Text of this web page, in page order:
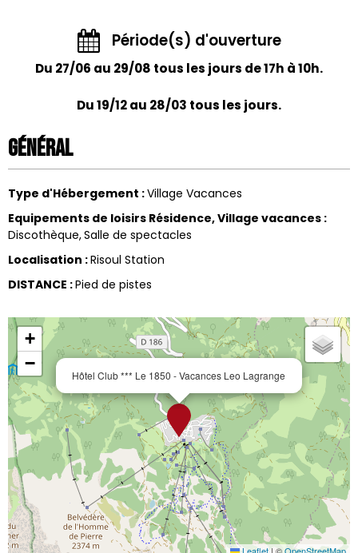
Période(s) d'ouverture
Du 27/06 au 29/08 tous les jours de 17h à 10h.
Du 19/12 au 28/03 tous les jours.
Général
Type d'Hébergement :Village Vacances
Equipements de loisirs Résidence, Village vacances :
Discothèque Salle de spectacles
Localisation :Risoul Station
DISTANCE :Pied de pistes
Hôtel Club *** Le 1850 - Vacances Leo Lagrange
+
−